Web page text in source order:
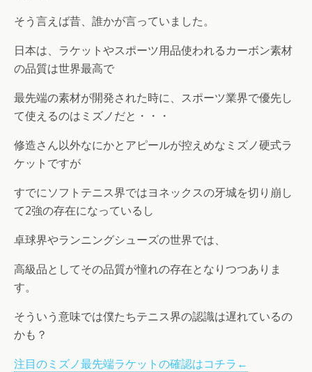
そう言えば昔、誰かが言っていました。
日本は、ラケットやスポーツ用品使われるカーボン素材
の品質は世界最高で
最先端の素材が開発された時に、スポーツ業界で優先し
て使えるのはミズノだと・・・
修造さん以外なにかとアピールが控えめなミズノ硬式ラ
ケットですが
すでにソフトテニス界ではヨネックスの牙城を切り崩し
て2強の存在になっているし
卓球界やランニングシューズの世界では、
高級品としてその品質が憧れの存在となりつつありま
す。
そういう意味では僕たちテニス界の認識は遅れているの
かも？
注目のミズノ最先端ラケットの確認はコチラ←